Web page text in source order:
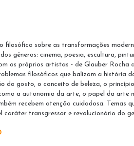
filosófico sobre as transformações
gêneros: cinema, poesia, escultura,
os próprios artistas - de Glauber
filosóficos que balizam a história
do gosto, o conceito de beleza, o
a autonomia da arte, o papel da
recebem atenção cuidadosa. Temas
caráter transgressor e revolucionário do